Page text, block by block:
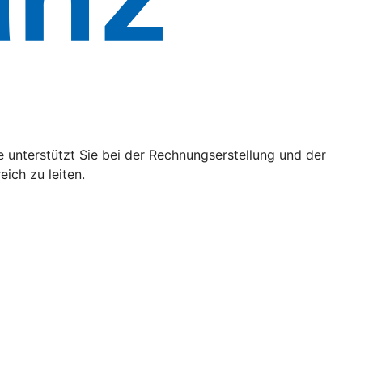
Sie bei der Rechnungserstellung und der
zu leiten.